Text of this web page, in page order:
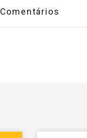
Comentários